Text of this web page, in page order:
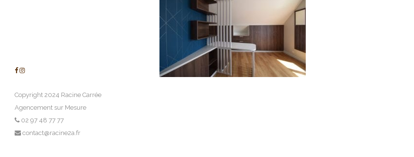
Copyright 2024 Racine Carrée
Agencement sur Mesure
02 97 48 77 77
contact@racine2a.fr